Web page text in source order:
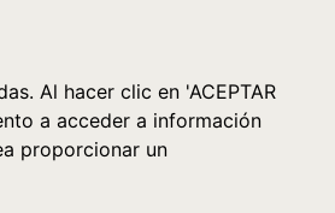
Al hacer clic en 'ACEPTAR
a acceder a información
proporcionar un